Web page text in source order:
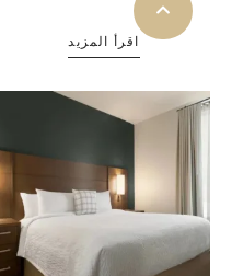
اقرأ المزيد